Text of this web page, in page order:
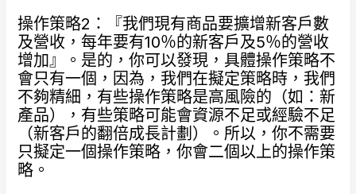
操作策略2：『我們現有商品要擴增新客戶數
及營收，每年要有10％的新客戶及5％的營收
增加』。是的，你可以發現，具體操作策略不
會只有一個，因為，我們在擬定策略時，我們
不夠精細，有些操作策略是高風險的（如：新
產品），有些策略可能會資源不足或經驗不足
（新客戶的翻倍成長計劃）。所以，你不需要
只擬定一個操作策略，你會二個以上的操作策
略。